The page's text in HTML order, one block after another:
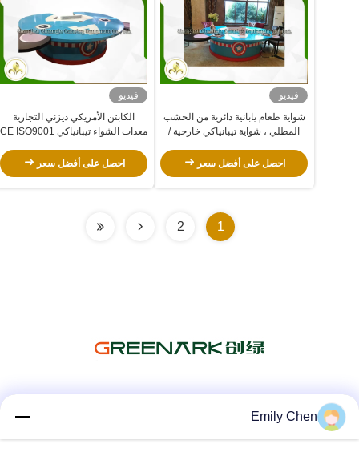
فيديو
شواية طعام يابانية دائرية من الخشب
المطلي ، شواية تيبانياكي خارجية /
احصل على أفضل سعر
فيديو
الكابتن الأمريكي ديزني التجارية
معدات الشواء تيبانياكي CE ISO9001
احصل على أفضل سعر
1
2
Emily Chen